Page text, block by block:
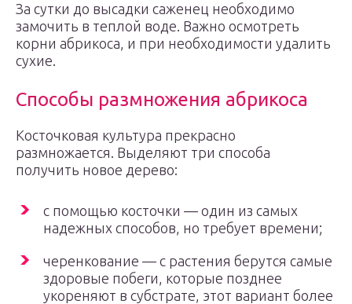
За сутки до высадки саженец необходимо
замочить в теплой воде. Важно осмотреть
корни абрикоса, и при необходимости удалить
сухие.
Способы размножения абрикоса
Косточковая культура прекрасно
размножается. Выделяют три способа
получить новое дерево:
с помощью косточки — один из самых
надежных способов, но требует времени;
черенкование — с растения берутся самые
здоровые побеги, которые позднее
укореняют в субстрате, этот вариант более